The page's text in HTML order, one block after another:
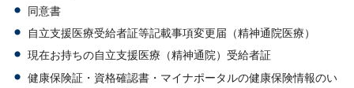
同意書
自立支援医療受給者証等記載事項変更届（精神通院医療）
現在お持ちの自立支援医療（精神通院）受給者証
健康保険証・資格確認書・マイナポータルの健康保険情報のい